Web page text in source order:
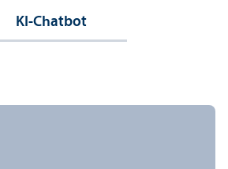
KI-Chatbot